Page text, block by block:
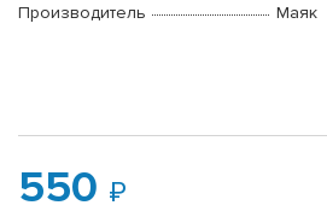
Производитель
Маяк
550